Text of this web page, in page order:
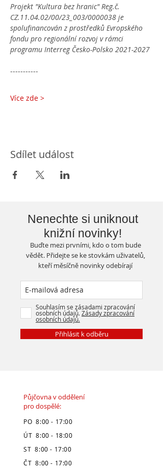
Projekt "Kultura bez hranic" Reg.č.
CZ.11.04.02/00/23_003/0000038 je
spolufinancován z prostředků Evropského
fondu pro regionální rozvoj v rámci
programu Interreg Česko-Polsko 2021-2027
-----------
Více zde >
Sdílet událost
Nenechte si uniknout
knižní novinky!
Buďte mezi prvními, kdo o tom bude
vědět. Přidejte se ke stovkám uživatelů,
kteří měsíčně novinky odebírají
Souhlasím se zásadami zpracování
osobních údajů.Zásady zpracování
osobních údajů.
Přihlásit k odběru
Půjčovna v oddělení
pro dospělé:
PO 8:00 - 17:00
ÚT 8:00 - 18:00
ST 8:00 - 17:00
ČT 8:00 - 17:00